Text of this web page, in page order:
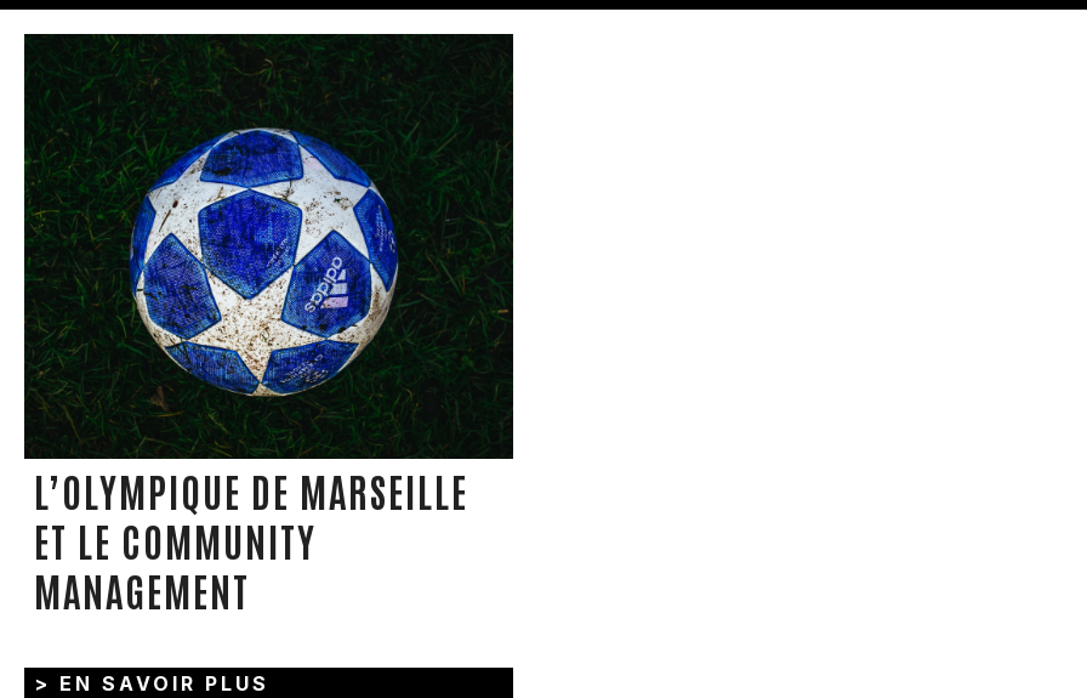
L’OLYMPIQUE DE MARSEILLE
ET LE COMMUNITY
MANAGEMENT
> EN SAVOIR PLUS